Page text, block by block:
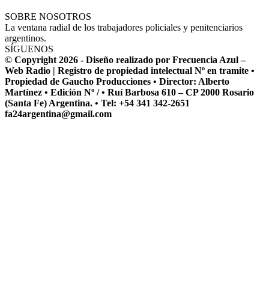
SOBRE NOSOTROS
La ventana radial de los trabajadores policiales y penitenciarios
argentinos.
SÍGUENOS
© Copyright 2026 - Diseño realizado por Frecuencia Azul –
Web Radio | Registro de propiedad intelectual Nº en tramite •
Propiedad de Gaucho Producciones • Director: Alberto
Martínez • Edición Nº / • Ruí Barbosa 610 – CP 2000 Rosario
(Santa Fe) Argentina. • Tel: +54 341 342-2651
fa24argentina@gmail.com